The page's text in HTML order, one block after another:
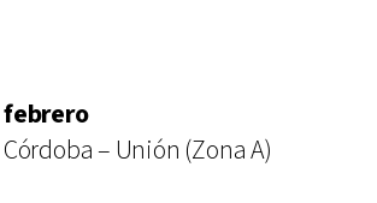
febrero
– Unión (Zona A)